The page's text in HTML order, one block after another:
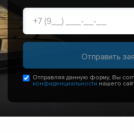
Отправляя данную форму, Вы
конфиденциальности нашего